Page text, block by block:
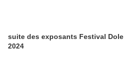
suite des exposants Festival Dole
2024